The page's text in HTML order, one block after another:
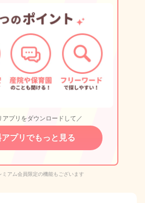
アプリをダウンロードして／
プリでもっと見る
アム会員限定の機能もございます